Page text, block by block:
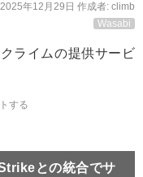
2025年12月29日 作成者: climb
Wasabi
クライムの提供サービ
する
との統合でサ